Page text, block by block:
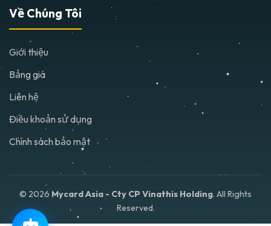
Về Chúng Tôi
Giới thiệu
Bảng giá
Liên hệ
Điều khoản sử dụng
Chính sách bảo mật
© 2026 Mycard Asia - Cty CP Vinathis Holding. All Rights
Reserved.